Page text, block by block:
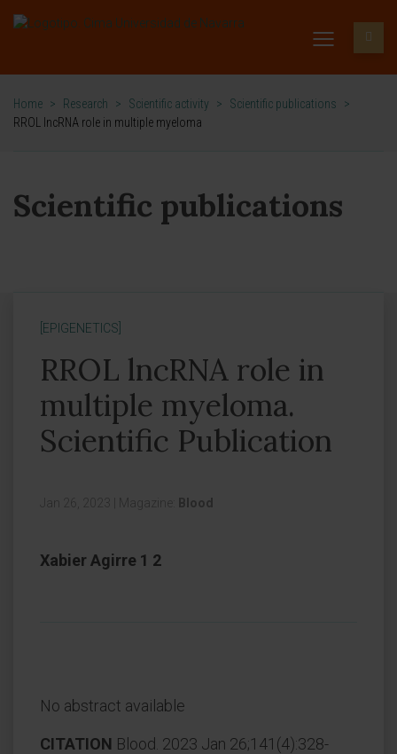
Home > Research > Scientific activity > Scientific publications
>
RROL lncRNA role in multiple myeloma
Scientific publications
[EPIGENETICS]
RROL lncRNA role in
multiple myeloma.
Scientific Publication
Jan 26, 2023 Magazine: Blood
Xabier Agirre 1 2
No abstract available
CITATION Blood. 2023 Jan 26;141(4):328-